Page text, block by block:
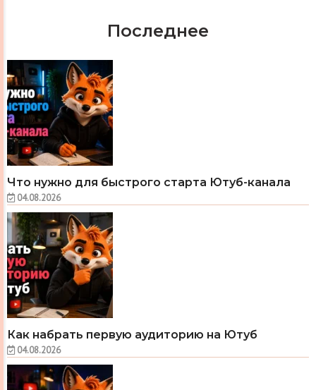
Последнее
Что нужно для быстрого старта Ютуб-канала
04.08.2026
Как набрать первую аудиторию на Ютуб
04.08.2026